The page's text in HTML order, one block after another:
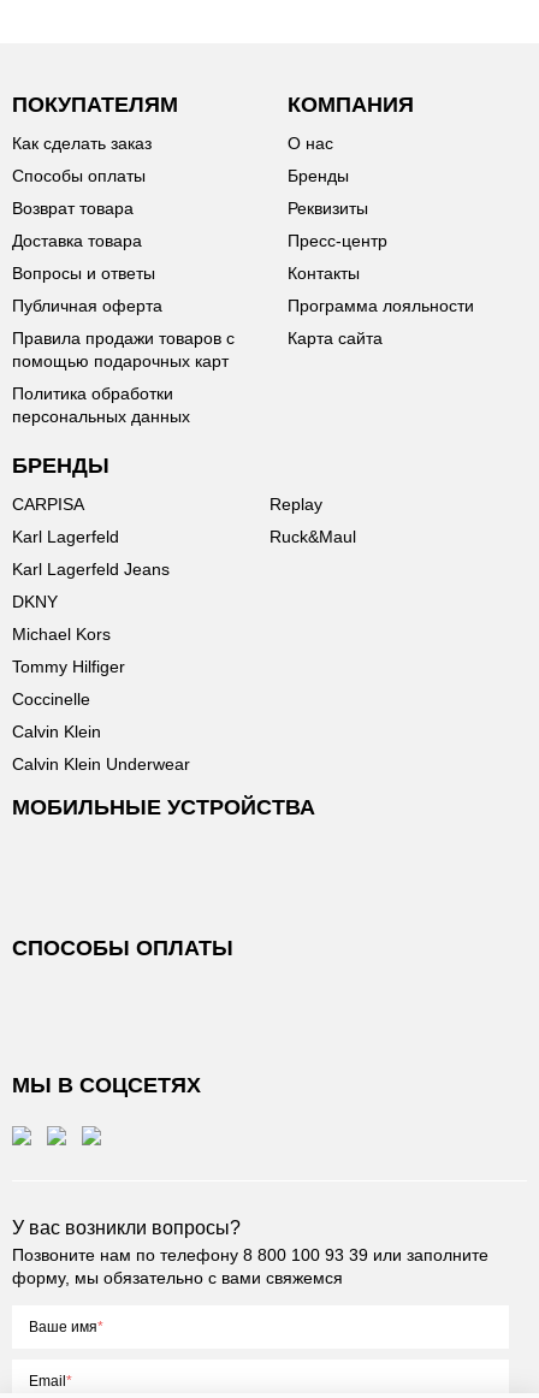
ПОКУПАТЕЛЯМ
Как сделать заказ
Способы оплаты
Возврат товара
Доставка товара
Вопросы и ответы
Публичная оферта
Правила продажи товаров с
помощью подарочных карт
Политика обработки
персональных данных
КОМПАНИЯ
О нас
Бренды
Реквизиты
Пресс-центр
Контакты
Программа лояльности
Карта сайта
БРЕНДЫ
CARPISA
Karl Lagerfeld
Karl Lagerfeld Jeans
DKNY
Michael Kors
Tommy Hilfiger
Coccinelle
Calvin Klein
Calvin Klein Underwear
Replay
Ruck&Maul
МОБИЛЬНЫЕ УСТРОЙСТВА
СПОСОБЫ ОПЛАТЫ
МЫ В СОЦСЕТЯХ
У вас возникли вопросы?
Позвоните нам по телефону 8 800 100 93 39 или заполните
форму, мы обязательно с вами свяжемся
Ваше имя
Email